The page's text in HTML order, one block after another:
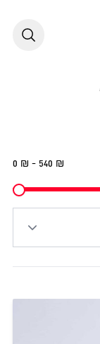
0 ₪ - 540 ₪